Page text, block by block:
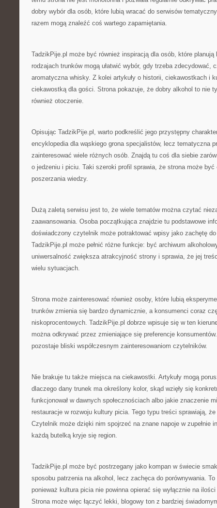
dobry wybór dla osób, które lubią wracać do serwisów
razem mogą znaleźć coś wartegо zapamiętania.
TadzikPije.pl może być również inspiracją dla osób, które
rodzajach trunków mogą ułatwić wybór, gdy trzeba zdecydować,
aromatyczna whisky. Z kolei artykuły o historii, ciekawostkach i
ciekawostką dla gości. Strona pokazuje, że dobry alkohol to nie
również otoczenie.
Opisując TadzikPije.pl, warto podkreślić jego przystępny
encyklopedia dla wąskiego grona specjalistów, lecz tematyczna
zainteresować wiele różnych osób. Znajdą tu coś dla siebie
o jedzeniu i piciu. Taki szeroki profil sprawia, że strona może być
poszerzania wiedzy.
Dużą zaletą serwisu jest to, że wiele tematów można czytać
zaawansowania. Osoba początkująca znajdzie tu podstawowe
doświadczony czytelnik może potraktować wpisy jako zachętę
TadzikPije.pl może pełnić różne funkcje: być archiwum
uniwersalność zwiększa atrakcyjność strony i sprawia, że jej
wielu sytuacjach.
Strona może zainteresować również osoby, które lubią
trunków zmienia się bardzo dynamicznie, a konsumenci coraz
niskoprocentowych. TadzikPije.pl dobrze wpisuje się w ten
można odkrywać przez zmieniające się preferencje
pozostaje bliski współczesnym zainteresowaniom czytelników.
Nie brakuje tu także miejsca na ciekawostki. Artykuły mogą
dlaczego dany trunek ma określony kolor, skąd wzięły się
funkcjonował w dawnych społecznościach albo jakie znaczenie
restauracje w rozwoju kultury picia. Tego typu treści sprawiają,
Czytelnik może dzięki nim spojrzeć na znane napoje w zupełnie
każdą butelką kryje się region.
TadzikPije.pl może być postrzegany jako kompan w świecie
sposobu patrzenia na alkohol, lecz zachęca do porównywania.
ponieważ kultura picia nie powinna opierać się wyłącznie na
Strona może więc łączyć lekki, blogowy ton z bardziej